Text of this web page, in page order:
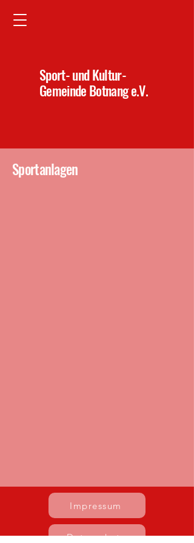
Sport- und Kultur-
Gemeinde Botnang e.V.
Sportanlagen
Impressum
Datenschutz